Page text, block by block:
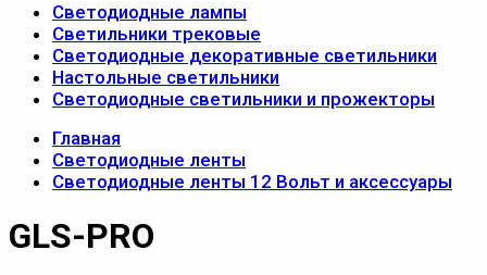
Светодиодные лампы
Светильники трековые
Светодиодные декоративные светильники
Настольные светильники
Светодиодные светильники и прожекторы
Главная
Светодиодные ленты
Светодиодные ленты 12 Вольт и аксессуары
GLS-PRO